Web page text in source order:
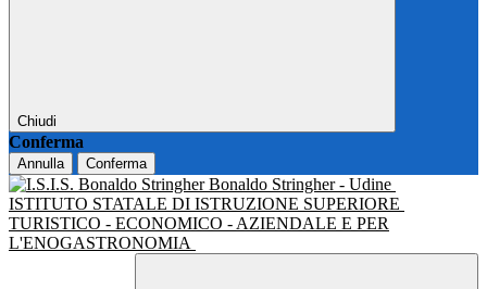
Chiudi
Conferma
Annulla Conferma
Bonaldo Stringher - Udine
ISTITUTO STATALE DI ISTRUZIONE SUPERIORE
TURISTICO - ECONOMICO - AZIENDALE E PER
L'ENOGASTRONOMIA